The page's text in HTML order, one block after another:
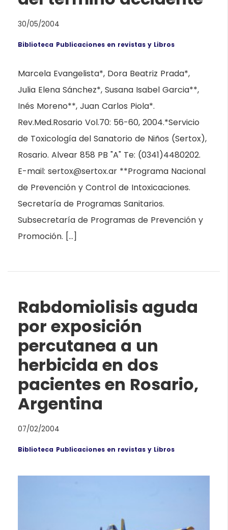
30/05/2004
Biblioteca Publicaciones en revistas y Libros
Marcela Evangelista*, Dora Beatriz Prada*,
Julia Elena Sánchez*, Susana Isabel Garcia**,
Inés Moreno**, Juan Carlos Piola*.
Rev.Med.Rosario Vol.70: 56-60, 2004.*Servicio
de Toxicología del Sanatorio de Niños (Sertox),
Rosario. Alvear 858 PB "A" Te: (0341)4480202.
E-mail: sertox@sertox.ar **Programa Nacional
de Prevención y Control de Intoxicaciones.
Secretaría de Programas Sanitarios.
Subsecretaría de Programas de Prevención y
Promoción. […]
Rabdomiolisis aguda
por exposición
percutanea a un
herbicida en dos
pacientes en Rosario,
Argentina
07/02/2004
Biblioteca Publicaciones en revistas y Libros